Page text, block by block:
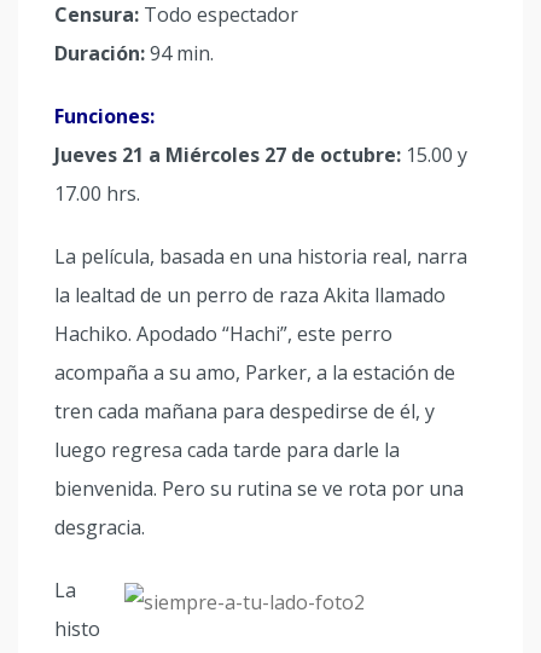
Censura: Todo espectador
Duración:94 min.
Funciones:
Jueves 21 a Miércoles 27 de octubre: 15.00 y
17.00 hrs.
La película, basada en una historia real, narra
la lealtad de un perro de raza Akita llamado
Hachiko. Apodado “Hachi”, este perro
acompaña a su amo, Parker, a la estación de
tren cada mañana para despedirse de él, y
luego regresa cada tarde para darle la
bienvenida. Pero su rutina se ve rota por una
desgracia.
La
histo